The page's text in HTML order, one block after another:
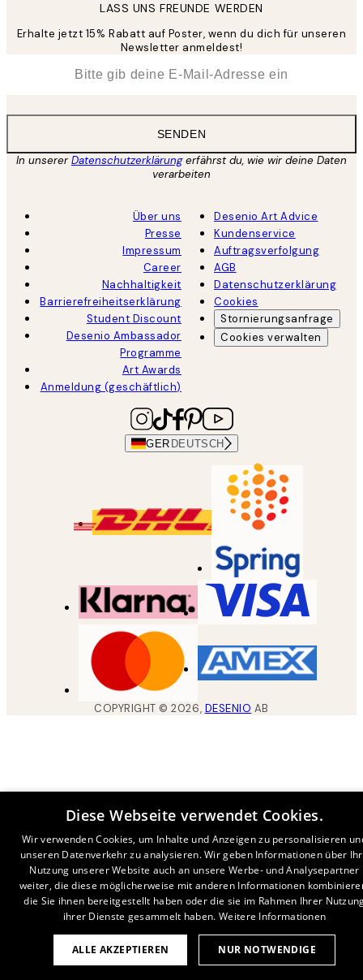
LASS UNS FREUNDE WERDEN
Erhalte jetzt 15% Rabatt auf Poster, wenn du dich für unseren
Newsletter anmeldest!
SENDEN
In unsererDatenschutzerklärungerfährst du, wie wir deine Daten
verarbeiten
Über uns
Presse
Impressum
Career
Nachhaltigkeit
Barrierefreiheitserklärung
Student Discount
Desenio Ambassador
Programme
Art Awards
Anmeldung (geschäftlich)
Desenio Art Advice
Kundenservice
Auftragsverfolgung
AGB
Datenschutzerklärung
Cookies
Stornierungsanfrage
Cookies verwalten
GER DEUTSCH
COPYRIGHT ©2026, DESENIO AB
Diese Webseite verwendet Cookies.
Wir verwenden Cookies, um Inhalte und Anzeigen zu personalisieren
unseren Datenverkehr zu analysieren. Wir geben Informationen über
Nutzung unserer Website auch an unsere Werbe- und Analysepartner
weiter, die diese möglicherweise mit anderen Informationen
die Sie ihnen bereitgestellt haben oder die sie im Rahmen Ihrer
ihrer Dienste gesammelt haben. Weitere Informationen
ALLE AKZEPTIEREN NUR NOTWENDIGE